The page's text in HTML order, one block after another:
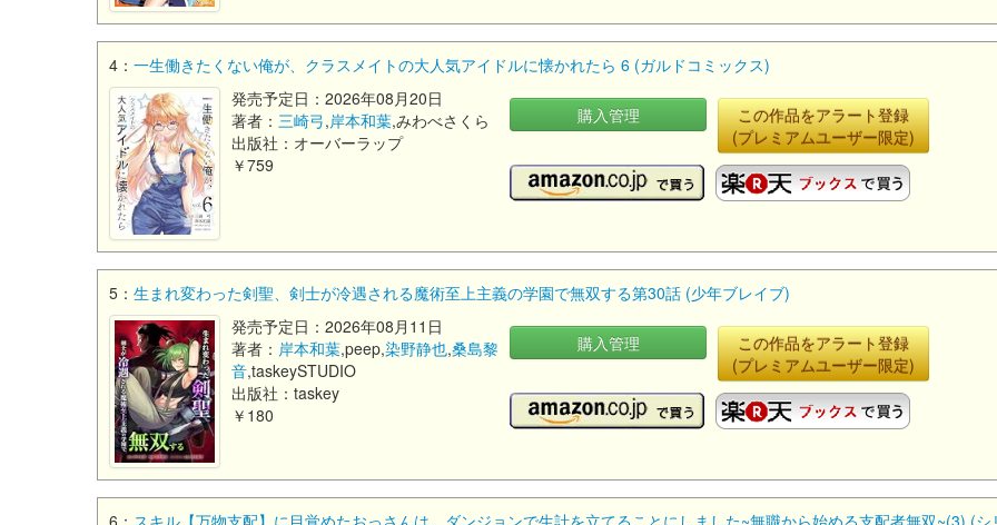
4： 一生働きたくない俺が、クラスメイトの大人気アイドルに懐かれたら 6 (ガルドコミックス)
発売予定日：2026年08月20日
著者：三崎弓,岸本和葉,みわべさくら
出版社：オーバーラップ
￥759
購入管理
この作品をアラート登録
(プレミアムユーザー限定)
5： 生まれ変わった剣聖、剣士が冷遇される魔術至上主義の学園で無双する第30話 (少年ブレイブ)
発売予定日：2026年08月11日
著者： 岸本和葉,peep,染野静也,桑島黎
音,taskeySTUDIO
出版社：taskey
￥180
購入管理
この作品をアラート登録
(プレミアムユーザー限定)
6： スキル【万物支配】に目覚めたおっさんは、ダンジョンで生計を立てることにしました~無職から始める支配者無双~(3) (シ